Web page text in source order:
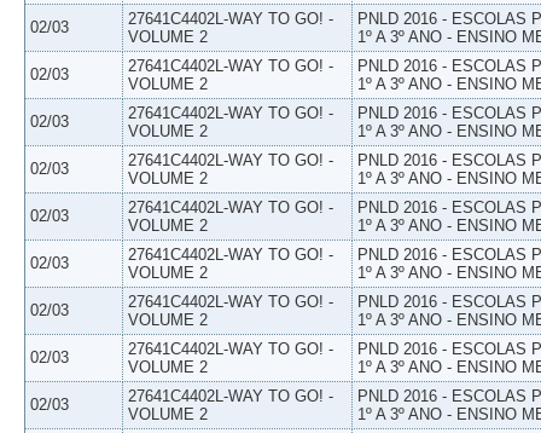
02/03
27641C4402L-WAY TO GO! -
VOLUME 2
PNLD 2016 - ESCOLAS
1º A 3º ANO - ENSINO
02/03
27641C4402L-WAY TO GO! -
VOLUME 2
PNLD 2016 - ESCOLAS
1º A 3º ANO - ENSINO
02/03
27641C4402L-WAY TO GO! -
VOLUME 2
PNLD 2016 - ESCOLAS
1º A 3º ANO - ENSINO
02/03
27641C4402L-WAY TO GO! -
VOLUME 2
PNLD 2016 - ESCOLAS
1º A 3º ANO - ENSINO
02/03
27641C4402L-WAY TO GO! -
VOLUME 2
PNLD 2016 - ESCOLAS
1º A 3º ANO - ENSINO
02/03
27641C4402L-WAY TO GO! -
VOLUME 2
PNLD 2016 - ESCOLAS
1º A 3º ANO - ENSINO
02/03
27641C4402L-WAY TO GO! -
VOLUME 2
PNLD 2016 - ESCOLAS
1º A 3º ANO - ENSINO
02/03
27641C4402L-WAY TO GO! -
VOLUME 2
PNLD 2016 - ESCOLAS
1º A 3º ANO - ENSINO
02/03
27641C4402L-WAY TO GO! -
VOLUME 2
PNLD 2016 - ESCOLAS
1º A 3º ANO - ENSINO